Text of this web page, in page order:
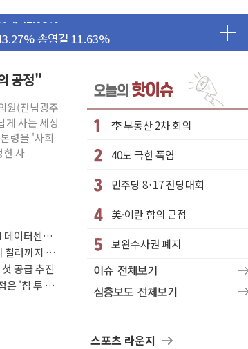
송영길 11.63%
송영길 7.47%
이어져
과제 손본다
목소리 내야"
전 고조
공정"
원(전남광주
게 사는 세상
령을 '사회
한 사
이터센터·
러까지 묶
공급 추진
은 '칩 투 칠
李 부동산 2차 회의
40도 극한 폭염
민주당 8·17 전당대회
美·이란 합의 근접
보완수사권 폐지
스포츠 라운지